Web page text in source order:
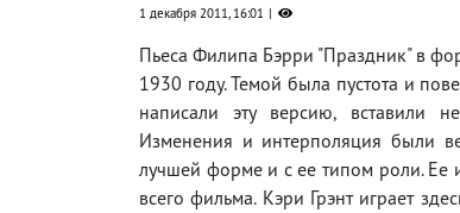
1 декабря 2011, 16:01
Пьеса Филипа Бэрри "Праздник" в
1930 году. Темой была пустота и
написали эту версию, вставили
Изменения и интерполяция были
лучшей форме и с ее типом роли. Ее
всего фильма. Кэри Грэнт играет